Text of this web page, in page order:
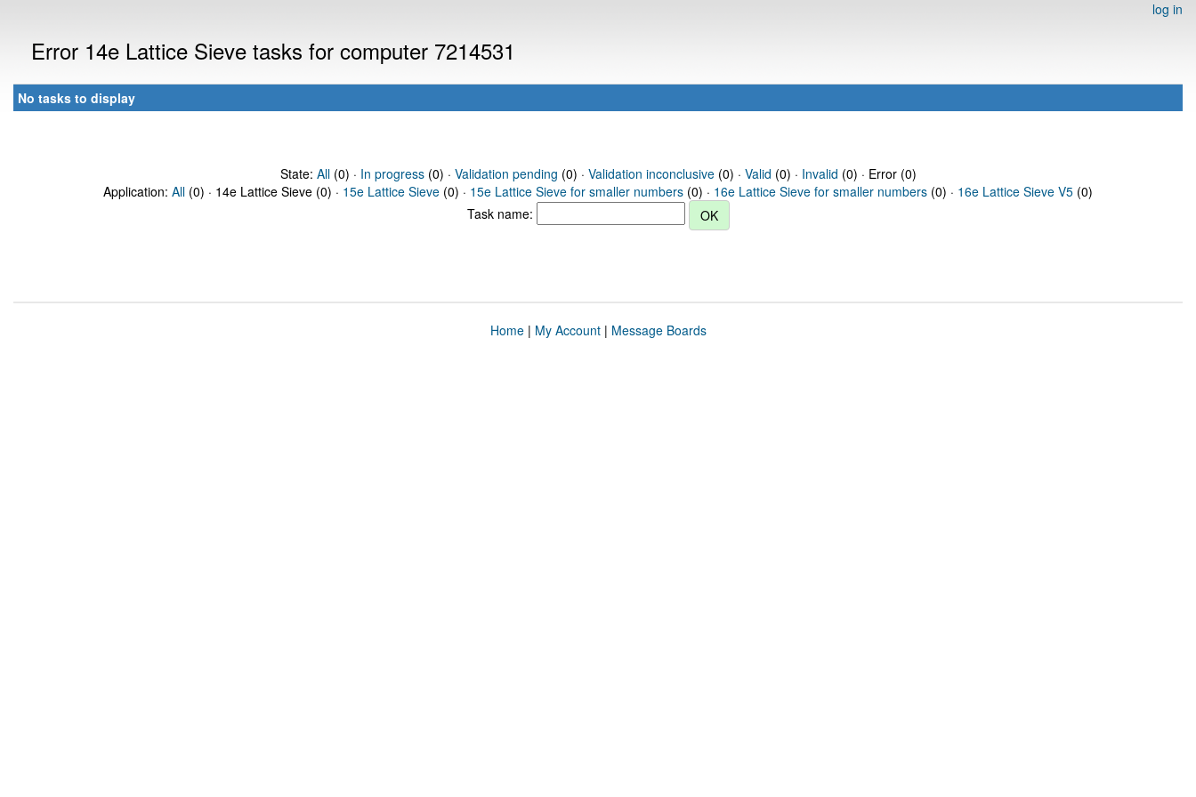
log in
Error 14e Lattice Sieve tasks for computer 7214531
No tasks to display
State: All(0) · In progress(0) · Validation pending (0) · Validation inconclusive(0) · Valid (0) · Invalid (0) · Error (0)
Application: All (0) · 14e Lattice Sieve (0) · 15e Lattice Sieve (0) · 15e Lattice Sieve for smaller numbers (0) · 16e Lattice Sieve for smaller numbers (0) · 16e Lattice Sieve V5 (0)
Task name:
Home| My Account| Message Boards